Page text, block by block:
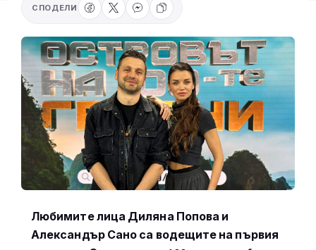
СПОДЕЛИ
Любимите лица Диляна Попова и
Александър Сано са водещите на първия